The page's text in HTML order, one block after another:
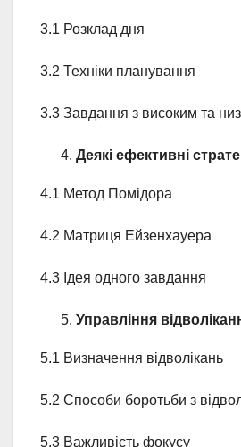
3.1 Розклад дня
3.2 Техніки планування
3.3 Завдання з високим та
Деякі ефективні
4.1 Метод Помідора
4.2 Матриця Ейзенхауера
4.3 Ідея одного завдання
Управління
5.1 Визначення відволікань
5.2 Способи боротьби з
5.3 Важливість фокусу